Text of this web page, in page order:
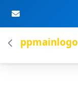
ppmainlogo